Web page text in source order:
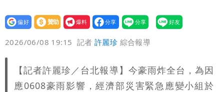
次看
慈濟遭詐10億 他點名顏博文下台：認
錯有那麼難嗎？
颱風相當有感！海警持續到明晨 北部風
雨這時才變小
五月天冠佑20歲女兒「遭AI假造不雅影
設為
贊助
我要
爆料
2026/06/08 19:15 記者許麗珍 綜合報導
【記者許麗珍／台北報導】今豪雨炸全台，為因
應0608豪雨影響，經濟部災害緊急應變小組於